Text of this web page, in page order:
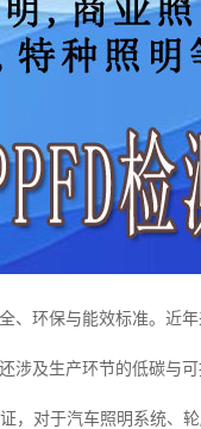
、环保与能效标准。近
涉及生产环节的低碳与
，对于汽车照明系统、